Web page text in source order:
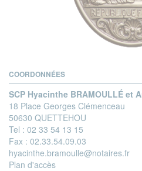
COORDONNÉES
SCP Hyacinthe BRAMOULLÉ et
18 Place Georges Clémenceau
50630 QUETTEHOU
Tel : 02 33 54 13 15
Fax : 02.33.54.09.03
hyacinthe.bramoulle@notaires.fr
Plan d'accès